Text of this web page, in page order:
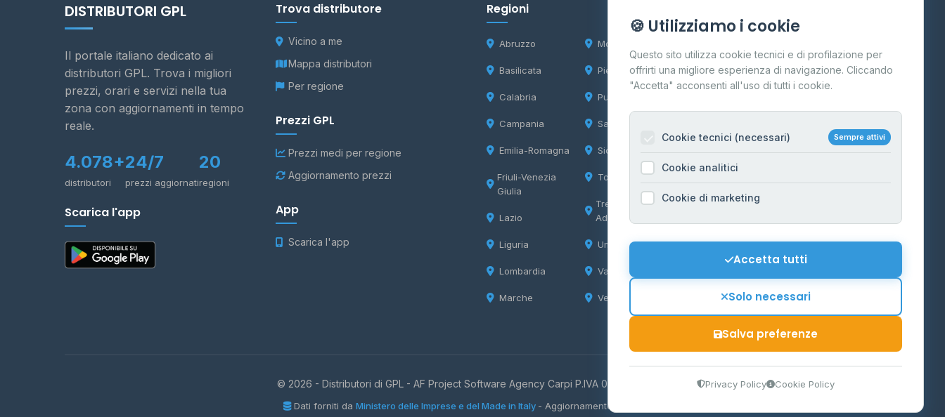
DISTRIBUTORI GPL
Il portale italiano dedicato ai
distributori GPL. Trova i migliori
prezzi, orari e servizi nella tua
zona con aggiornamenti in tempo
reale.
4.078+
distributori
24/7
prezzi aggiornati
20
regioni
Scarica l'app
Trova distributore
Vicino a me
Mappa distributori
Per regione
Prezzi GPL
Prezzi medi per regione
Aggiornamento prezzi
App
Scarica l'app
Regioni
Abruzzo
Basilicata
Calabria
Campania
Emilia-Romagna
Friuli-Venezia
Giulia
Lazio
Liguria
Lombardia
Marche
Molise
Piemonte
Puglia
Sardegna
Sicilia
Toscana
Trentino-Alto
Adige
Umbria
Valle d'Aosta
Veneto
Contatti
Per gestori
Informazioni legali
Privacy Policy
Cookie Policy
Mappa del sito
Contattaci
© 2026 - Distributori di GPL - AF Project Software Agency Carpi P.IVA 03859300364
Dati forniti da Ministero delle Imprese e del Made in Italy - Aggiornamento quotidiano
🍪 Utilizziamo i cookie
Questo sito utilizza cookie tecnici e di profilazione per
offrirti una migliore esperienza di navigazione. Cliccando
"Accetta" acconsenti all'uso di tutti i cookie.
Cookie tecnici (necessari) Sempre attivi
Cookie analitici
Cookie di marketing
Accetta tutti
Solo necessari
Salva preferenze
Privacy Policy Cookie Policy